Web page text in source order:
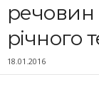
річного
18.01.2016